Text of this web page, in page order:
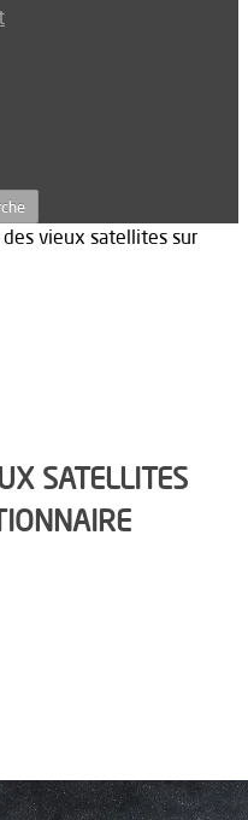
des vieux satellites sur
SATELLITES